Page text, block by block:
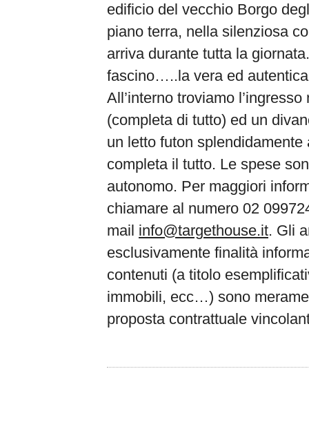
edificio del vecchio Borgo
piano terra, nella silenziosa
arriva durante tutta la
fascino…..la vera ed
All’interno troviamo
(completa di tutto) ed un
un letto futon
completa il tutto. Le spese
autonomo. Per maggiori
chiamare al numero 02
mail info@targethouse.it. Gli
esclusivamente finalità
contenuti (a titolo
immobili, ecc…) sono
proposta contrattuale